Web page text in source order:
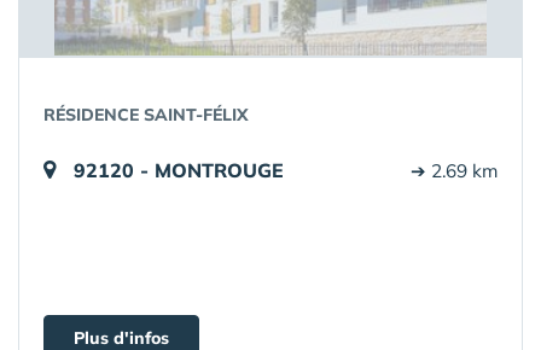
RÉSIDENCE SAINT-FÉLIX
92120 - MONTROUGE ➔ 2.69 km
Plus d'infos